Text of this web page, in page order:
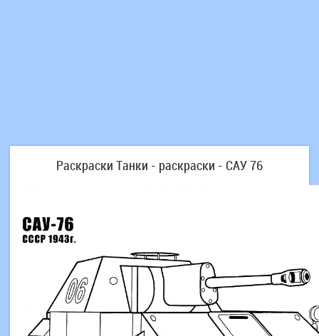
Раскраски Танки - раскраски - САУ 76